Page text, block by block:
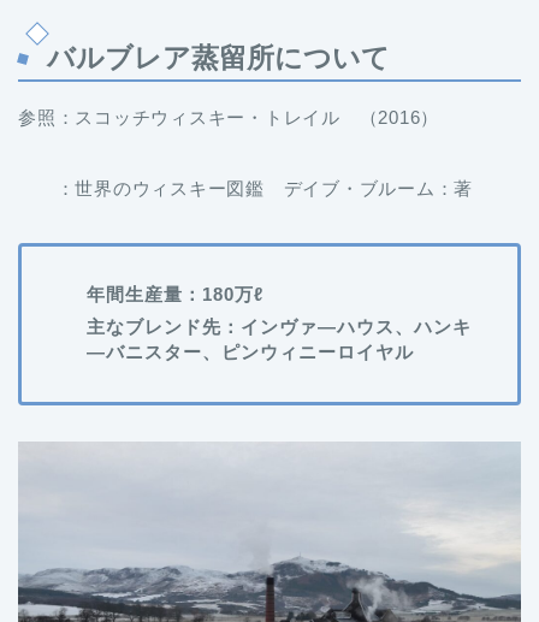
バルブレア蒸留所について
参照：スコッチウィスキー・トレイル （2016）
：世界のウィスキー図鑑 デイブ・ブルーム：著
年間生産量：180万ℓ
主なブレンド先：インヴァ―ハウス、ハンキ
―バニスター、ピンウィニーロイヤル